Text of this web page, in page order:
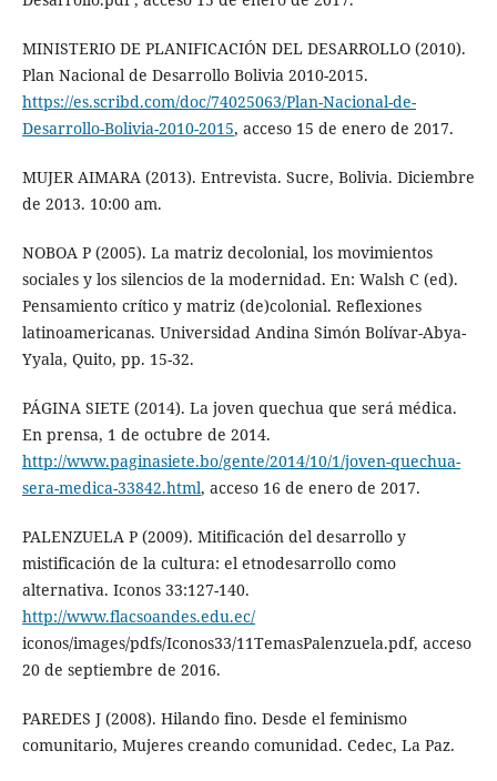
MINISTERIO DE PLANIFICACIÓN DEL DESARROLLO (2010).
Plan Nacional de Desarrollo Bolivia 2010-2015.
https://es.scribd.com/doc/74025063/Plan-Nacional-de-
Desarrollo-Bolivia-2010-2015, acceso 15 de enero de 2017.
MUJER AIMARA (2013). Entrevista. Sucre, Bolivia. Diciembre
de 2013. 10:00 am.
NOBOA P (2005). La matriz decolonial, los movimientos
sociales y los silencios de la modernidad. En: Walsh C (ed).
Pensamiento crítico y matriz (de)colonial. Reflexiones
latinoamericanas. Universidad Andina Simón Bolívar-Abya-
Yyala, Quito, pp. 15-32.
PÁGINA SIETE (2014). La joven quechua que será médica.
En prensa, 1 de octubre de 2014.
http://www.paginasiete.bo/gente/2014/10/1/joven-quechua-
sera-medica-33842.html, acceso 16 de enero de 2017.
PALENZUELA P (2009). Mitificación del desarrollo y
mistificación de la cultura: el etnodesarrollo como
alternativa. Iconos 33:127-140.
http://www.flacsoandes.edu.ec/
iconos/images/pdfs/Iconos33/11TemasPalenzuela.pdf, acceso
20 de septiembre de 2016.
PAREDES J (2008). Hilando fino. Desde el feminismo
comunitario, Mujeres creando comunidad. Cedec, La Paz.